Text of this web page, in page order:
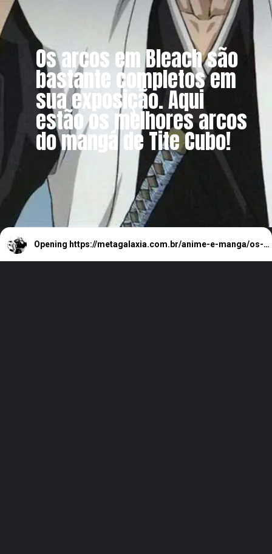
Os arcos em Bleach são
bastante completos em
sua exposição. Aqui
estão os melhores arcos
do mangá de Tite Cubo!
Opening https://metagalaxia.com.br/anime-e-manga/os-melhores-arcos-do-manga-bleach-de-tite-cubo/